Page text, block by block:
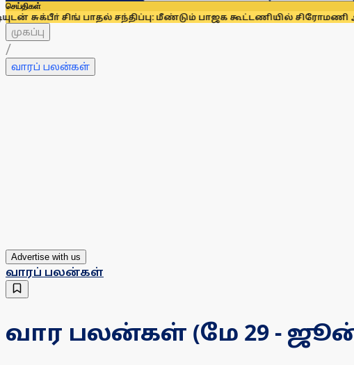
செய்திகள்
சிங் பாதல் சந்திப்பு: மீண்டும் பாஜக கூட்டணியில் சிரோமணி
முகப்பு
/
வாரப் பலன்கள்
Advertise with us
வாரப் பலன்கள்
வார பலன்கள் (மே 29 - ஜூன்